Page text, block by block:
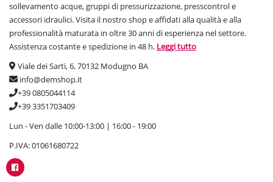
sollevamento acque, gruppi di pressurizzazione, presscontrol e
accessori idraulici. Visita il nostro shop e affidati alla qualità e alla
professionalità maturata in oltre 30 anni di esperienza nel settore.
Assistenza costante e spedizione in 48 h. Leggi tutto
Viale dei Sarti, 6, 70132 Modugno BA
info@demshop.it
+39 0805044114
+39 3351703409
Lun - Ven dalle 10:00-13:00 | 16:00 - 19:00
P.IVA: 01061680722